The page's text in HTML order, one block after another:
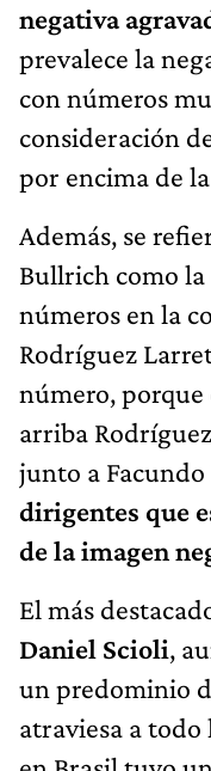
negativa
prevalece la
con números
consideración
por encima de
Además, se
Bullrich como
números en la
Rodríguez
número, porque
arriba
junto a Facundo
dirigentes que
de la imagen
El más
Daniel Scioli,
un predominio
atraviesa a